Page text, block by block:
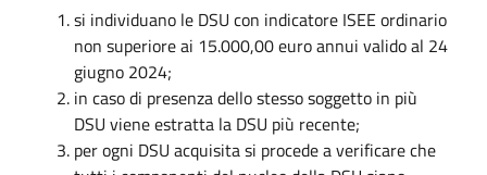
si individuano le DSU con indicatore ISEE ordinario
non superiore ai 15.000,00 euro annui valido al 24
giugno 2024;
in caso di presenza dello stesso soggetto in più
DSU viene estratta la DSU più recente;
per ogni DSU acquisita si procede a verificare che